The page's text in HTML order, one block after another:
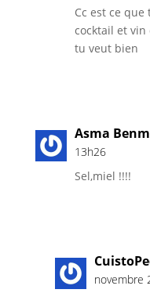
Cc est ce
cocktail et vin
tu veut bien
Asma
13h26
Sel,miel !!!!
novembre